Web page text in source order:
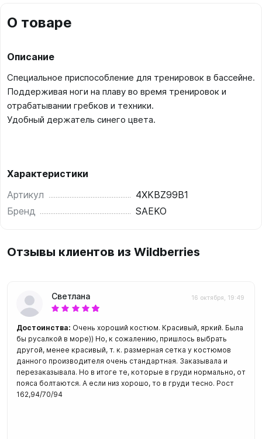
О товаре
Описание
Специальное приспособление для тренировок в бассейне.
Поддерживая ноги на плаву во время тренировок и
отрабатывании гребков и техники.
Удобный держатель синего цвета.
Характеристики
Артикул
4XKBZ99B1
Бренд
SAEKO
Отзывы клиентов из Wildberries
Светлана 16 октября, 19:49
Достоинства: Очень хороший костюм. Красивый, яркий. Была
бы русалкой в море)) Но, к сожалению, пришлось выбрать
другой, менее красивый, т. к. размерная сетка у костюмов
данного производителя очень стандартная. Заказывала и
перезаказывала. Но в итоге те, которые в груди нормально, от
пояса болтаются. А если низ хорошо, то в груди тесно. Рост
162,94/70/94